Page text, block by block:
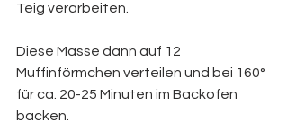
Teig verarbeiten.
Diese Masse dann auf 12
Muffinförmchen verteilen und bei 160°
für ca. 20-25 Minuten im Backofen
backen.